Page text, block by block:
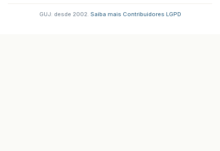
GUJ: desde 2002. Saiba mais Contribuidores LGPD